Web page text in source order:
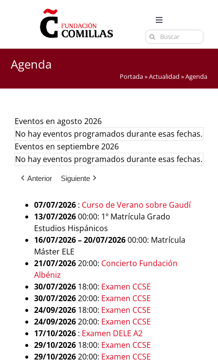
Toggle
Navigation
LA FUNDACIÓN
ESTUDIOS
ACTUALIDAD
CONTACTA
Buscar:
Agenda
Portada»Actualidad »Agenda
Eventos en agosto 2026
No hay eventos programados durante esas fechas.
Eventos en septiembre 2026
No hay eventos programados durante esas fechas.
Anterior Siguiente
07/07/2026: Curso de Verano sobre Gaudí
13/07/202600:00: 1º Matrícula Grado
Estudios Hispánicos
16/07/2026–20/07/202600:00: Matrícula
Máster ELE
21/07/202620:00: Concierto Fundación
Albéniz
30/07/202618:00: Examen CCSE
30/07/202620:00: Examen CCSE
24/09/202618:00: Examen CCSE
24/09/202620:00: Examen CCSE
17/10/2026: Examen DELE A2
29/10/202618:00: Examen CCSE
29/10/202620:00: Examen CCSE